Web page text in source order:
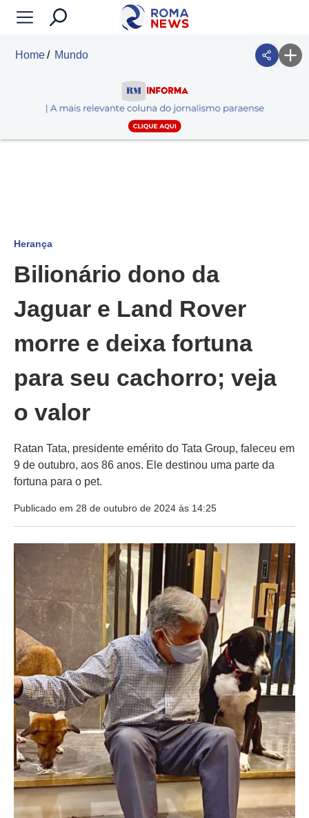
Home Mundo
Herança
Bilionário dono da
Jaguar e Land Rover
morre e deixa fortuna
para seu cachorro; veja
o valor
Ratan Tata, presidente emérito do Tata Group, faleceu em
9 de outubro, aos 86 anos. Ele destinou uma parte da
fortuna para o pet.
Publicado em 28 de outubro de 2024 às 14:25